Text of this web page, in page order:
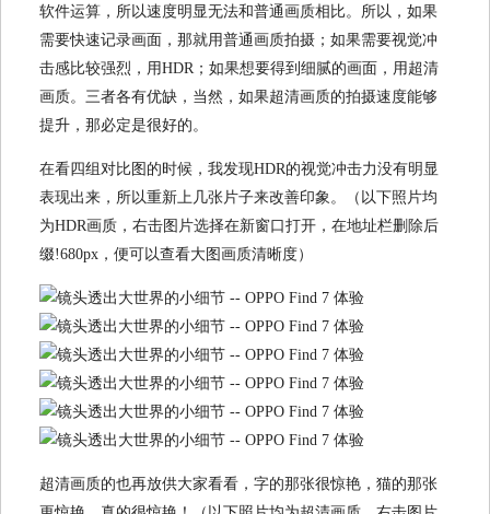
软件运算，所以速度明显无法和普通画质相比。所以，如果
需要快速记录画面，那就用普通画质拍摄；如果需要视觉冲
击感比较强烈，用HDR；如果想要得到细腻的画面，用超清
画质。三者各有优缺，当然，如果超清画质的拍摄速度能够
提升，那必定是很好的。
在看四组对比图的时候，我发现HDR的视觉冲击力没有明显
表现出来，所以重新上几张片子来改善印象。（以下照片均
为HDR画质，右击图片选择在新窗口打开，在地址栏删除后
缀!680px，便可以查看大图画质清晰度）
超清画质的也再放供大家看看，字的那张很惊艳，猫的那张